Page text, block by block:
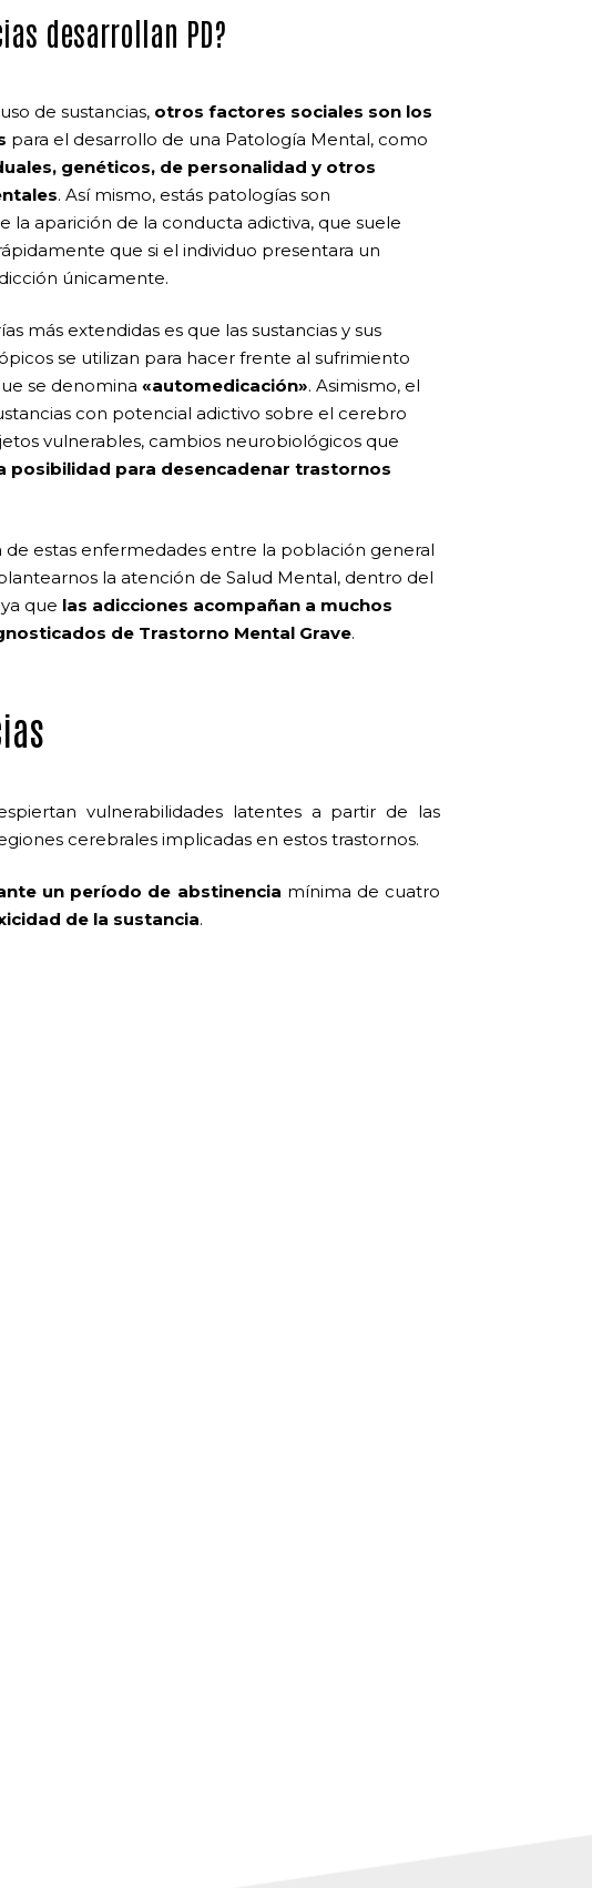
desarrollan PD?
de sustancias, otros factores sociales son los
para el desarrollo de una Patología Mental, como
genéticos, de personalidad y otros
. Así mismo, estás patologías son
la aparición de la conducta adictiva, que suele
que si el individuo presentara un
únicamente.
más extendidas es que las sustancias y sus
se utilizan para hacer frente al sufrimiento
se denomina «automedicación». Asimismo, el
con potencial adictivo sobre el cerebro
vulnerables, cambios neurobiológicos que
posibilidad para desencadenar trastornos
de estas enfermedades entre la población general
la atención de Salud Mental, dentro del
que las adicciones acompañan a muchos
de Trastorno Mental Grave.
vulnerabilidades latentes a partir de las
cerebrales implicadas en estos trastornos.
un período de abstinencia mínima de cuatro
de la sustancia.